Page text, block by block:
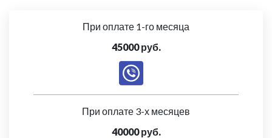
При оплате 1-го месяца
45000 руб.
При оплате 3-х месяцев
40000 руб.